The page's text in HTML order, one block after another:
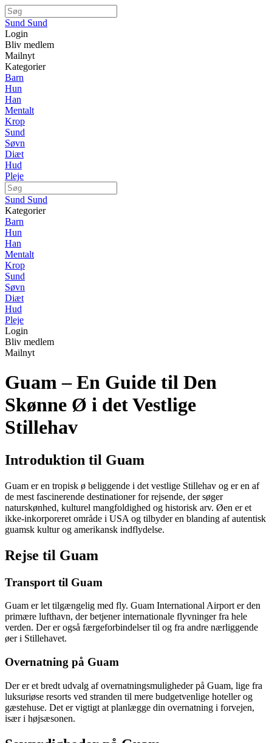
Sund Sund
Login
Bliv medlem
Mailnyt
Kategorier
Barn
Hun
Han
Mentalt
Krop
Sund
Søvn
Diæt
Hud
Pleje
Sund Sund
Kategorier
Barn
Hun
Han
Mentalt
Krop
Sund
Søvn
Diæt
Hud
Pleje
Login
Bliv medlem
Mailnyt
Guam – En Guide til Den
Skønne Ø i det Vestlige
Stillehav
Introduktion til Guam
Guam er en tropisk ø beliggende i det vestlige Stillehav og er en af
de mest fascinerende destinationer for rejsende, der søger
naturskønhed, kulturel mangfoldighed og historisk arv. Øen er et
ikke-inkorporeret område i USA og tilbyder en blanding af autentisk
guamsk kultur og amerikansk indflydelse.
Rejse til Guam
Transport til Guam
Guam er let tilgængelig med fly. Guam International Airport er den
primære lufthavn, der betjener internationale flyvninger fra hele
verden. Der er også færgeforbindelser til og fra andre nærliggende
øer i Stillehavet.
Overnatning på Guam
Der er et bredt udvalg af overnatningsmuligheder på Guam, lige fra
luksuriøse resorts ved stranden til mere budgetvenlige hoteller og
gæstehuse. Det er vigtigt at planlægge din overnatning i forvejen,
især i højsæsonen.